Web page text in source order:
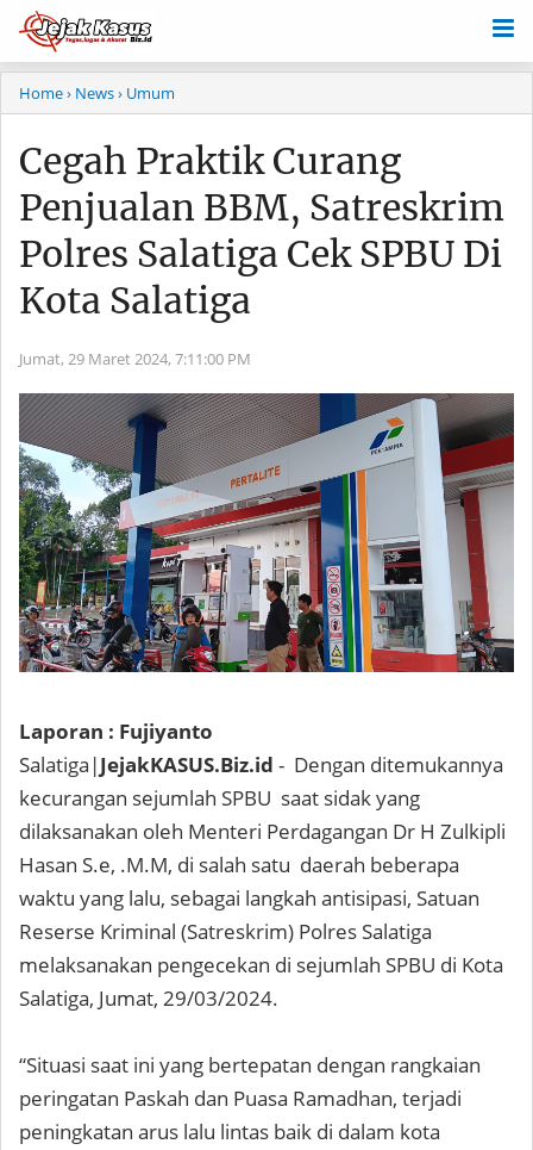
Home› News› Umum
Cegah Praktik Curang
Penjualan BBM, Satreskrim
Polres Salatiga Cek SPBU Di
Kota Salatiga
Jumat, 29 Maret 2024, 7:11:00 PM
Laporan : Fujiyanto
Salatiga|JejakKASUS.Biz.id - Dengan ditemukannya
kecurangan sejumlah SPBU saat sidak yang
dilaksanakan oleh Menteri Perdagangan Dr H Zulkipli
Hasan S.e, .M.M, di salah satu daerah beberapa
waktu yang lalu, sebagai langkah antisipasi, Satuan
Reserse Kriminal (Satreskrim) Polres Salatiga
melaksanakan pengecekan di sejumlah SPBU di Kota
Salatiga, Jumat, 29/03/2024.
“Situasi saat ini yang bertepatan dengan rangkaian
peringatan Paskah dan Puasa Ramadhan, terjadi
peningkatan arus lalu lintas baik di dalam kota